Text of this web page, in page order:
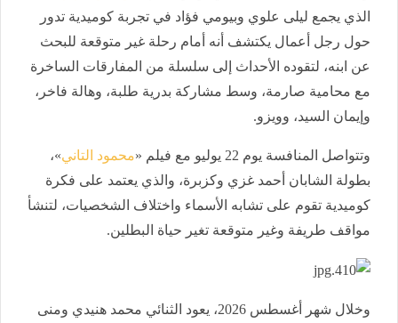
الذي يجمع ليلى علوي وبيومي فؤاد في تجربة كوميدية تدور
حول رجل أعمال يكتشف أنه أمام رحلة غير متوقعة للبحث
عن ابنه، لتقوده الأحداث إلى سلسلة من المفارقات الساخرة
مع محامية صارمة، وسط مشاركة بدرية طلبة، وهالة فاخر،
وإيمان السيد، وويزو.
وتتواصل المنافسة يوم 22 يوليو مع فيلم « محمود التاني»،
بطولة الشابان أحمد غزي وكزبرة، والذي يعتمد على فكرة
كوميدية تقوم على تشابه الأسماء واختلاف الشخصيات، لتنشأ
مواقف طريفة وغير متوقعة تغير حياة البطلين.
وخلال شهر أغسطس 2026، يعود الثنائي محمد هنيدي ومنى